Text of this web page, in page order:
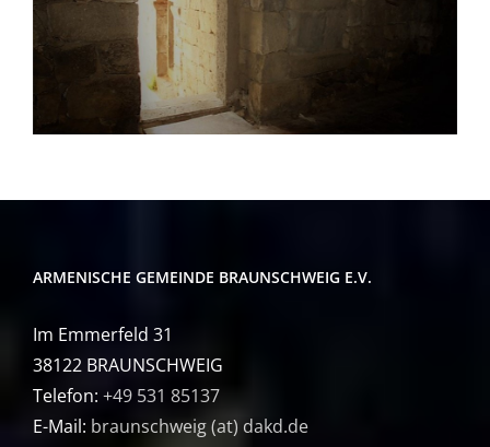
ARMENISCHE GEMEINDE BRAUNSCHWEIG E.V.
Im Emmerfeld 31
38122 BRAUNSCHWEIG
Telefon: +49 531 85137
E-Mail: braunschweig (at) dakd.de